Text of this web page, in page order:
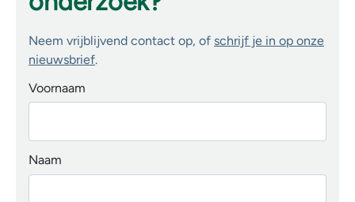
Neem vrijblijvend contact op, of schrijf je in op onze
nieuwsbrief.
Voornaam
Naam